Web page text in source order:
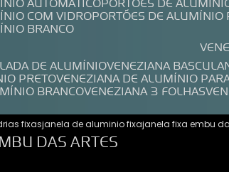
COM VIDRO PORTÕES DE
BRANCO
DE ALUMÍNIO VENEZIANA
PRETO VENEZIANA DE ALUMÍNIO
BRANCO VENEZIANA 3 FOLHAS
fixasjanela de aluminio fixajanela fixa embu
DAS ARTES